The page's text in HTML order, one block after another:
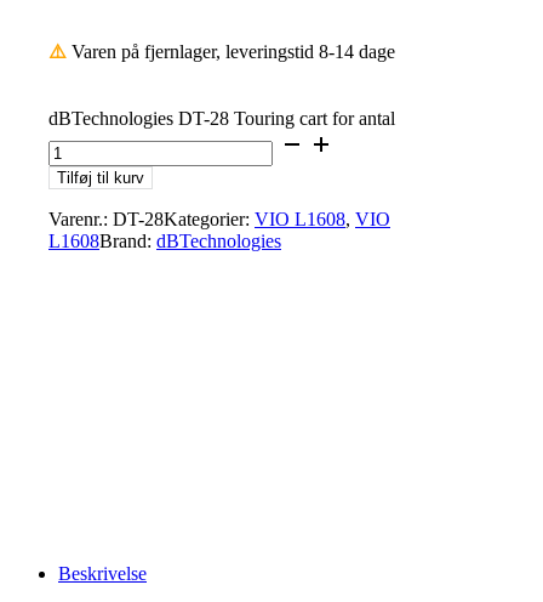
⚠️ Varen på fjernlager, leveringstid 8-14 dage
dBTechnologies DT-28 Touring cart for antal
Tilføj til kurv
Varenr.: DT-28Kategorier: VIO L1608, VIO
L1608Brand: dBTechnologies
Beskrivelse